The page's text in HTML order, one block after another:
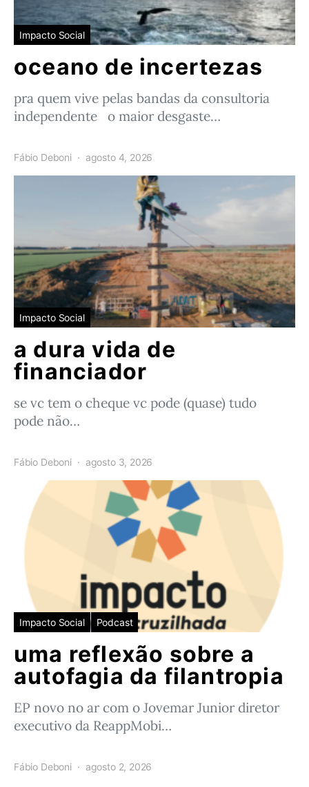
Impacto Social
oceano de incertezas
pra quem vive pelas bandas da consultoria
independente o maior desgaste…
Fábio Deboni agosto 4, 2026
Impacto Social
a dura vida de
financiador
se vc tem o cheque vc pode (quase) tudo
pode não…
Fábio Deboni agosto 3, 2026
Impacto Social Podcast
uma reflexão sobre a
autofagia da filantropia
EP novo no ar com o Jovemar Junior diretor
executivo da ReappMobi…
Fábio Deboni agosto 2, 2026